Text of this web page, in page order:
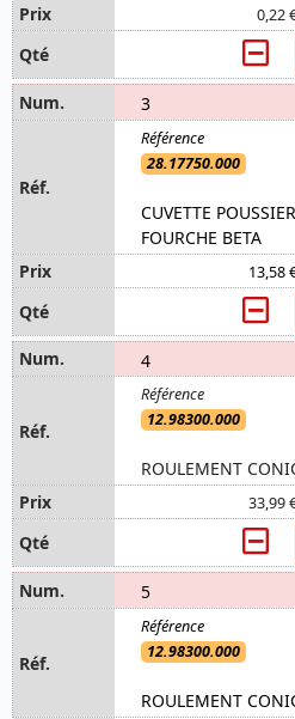
0,22
3
28.17750.000
CUVETTE
FOURCHE BETA
13,58
4
12.98300.000
ROULEMENT
33,99
5
12.98300.000
ROULEMENT